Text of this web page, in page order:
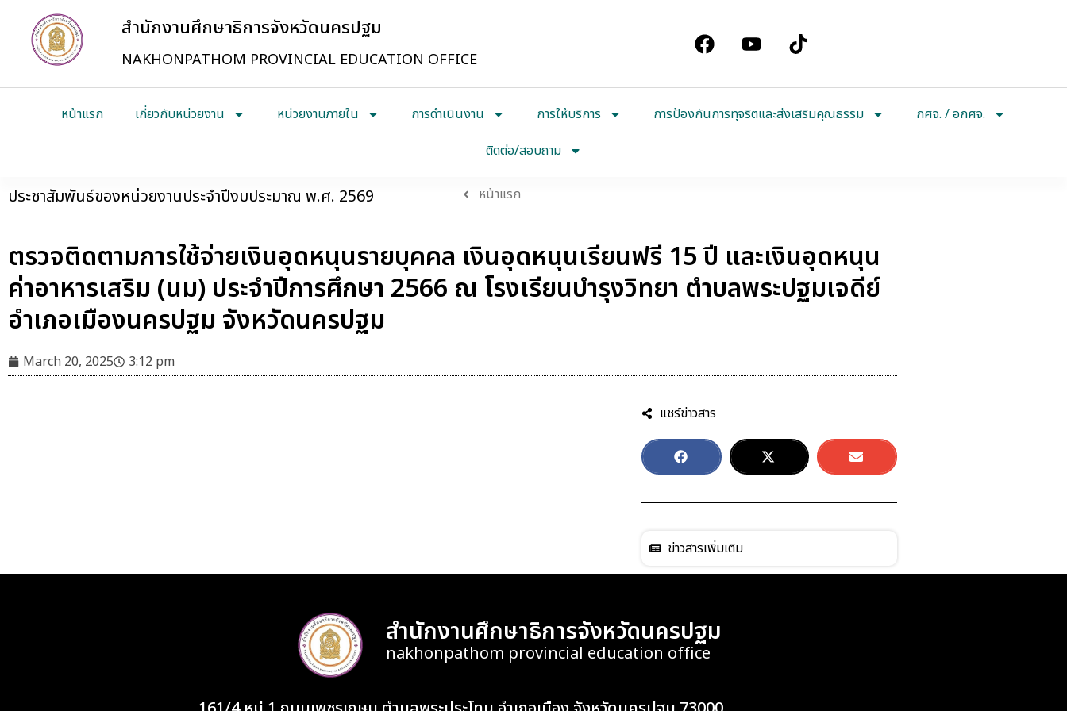
สำนักงานศึกษาธิการจังหวัดนครปฐม
NAKHONPATHOM PROVINCIAL EDUCATION OFFICE
หน้าแรก เกี่ยวกับหน่วยงาน หน่วยงานภายใน การดำเนินงาน การให้บริการ การป้องกันการทุจริตและส่งเสริมคุณธรรม
กศจ. / อกศจ.
ติดต่อ/สอบถาม
ประชาสัมพันธ์ของหน่วยงานประจำปีงบประมาณ พ.ศ. 2569 หน้าแรก
ตรวจติดตามการใช้จ่ายเงินอุดหนุนรายบุคคล เงินอุดหนุนเรียนฟรี 15 ปี และเงินอุดหนุน
ค่าอาหารเสริม (นม) ประจำปีการศึกษา 2566 ณ โรงเรียนบำรุงวิทยา ตำบลพระปฐมเจดีย์
อำเภอเมืองนครปฐม จังหวัดนครปฐม
March 20, 2025 3:12 pm
แชร์ข่าวสาร
ข่าวสารเพิ่มเติม
สำนักงานศึกษาธิการจังหวัดนครปฐม
nakhonpathom provincial education office